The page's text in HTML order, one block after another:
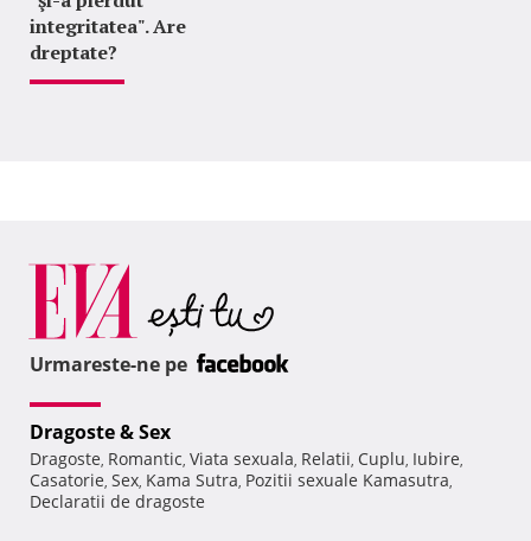
integritatea". Are
dreptate?
Urmareste-ne pe
Dragoste & Sex
Dragoste, Romantic, Viata sexuala, Relatii, Cuplu, Iubire,
Casatorie, Sex, Kama Sutra, Pozitii sexuale Kamasutra,
Declaratii de dragoste